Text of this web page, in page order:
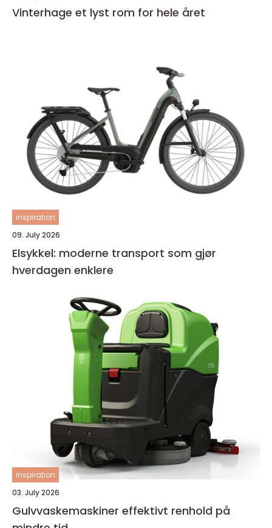
Vinterhage et lyst rom for hele året
inspiration
09. July 2026
Elsykkel: moderne transport som gjør
hverdagen enklere
inspiration
03. July 2026
Gulvvaskemaskiner effektivt renhold på